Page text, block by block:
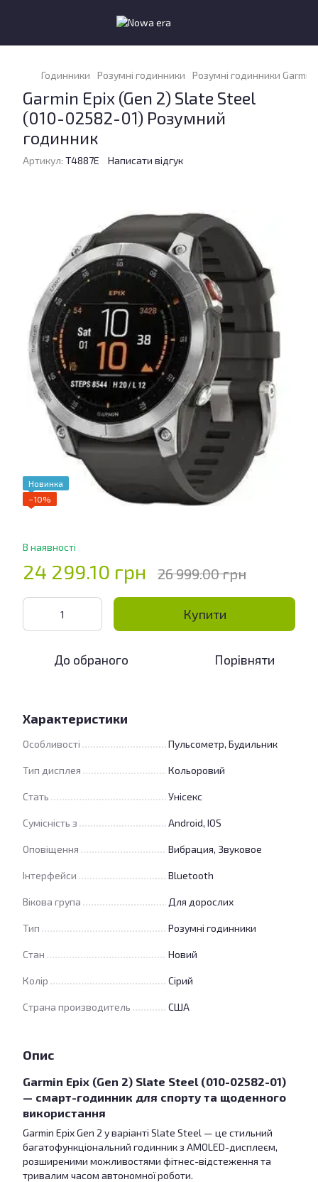
Годинники Розумні годинники Розумні годинники Garmin
Garmin Epix (Gen 2) Slate Steel
(010-02582-01) Розумний
годинник
Артикул: T4887E Написати відгук
Новинка
−10%
В наявності
24 299.10 грн 26 999.00 грн
Купити
До обраного Порівняти
Характеристики
Особливості Пульсометр, Будильник
Тип дисплея Кольоровий
Стать Унісекс
Сумісність з Android, IOS
Оповіщення Вибрация, Звуковое
Інтерфейси Bluetooth
Вікова група Для дорослих
Тип Розумні годинники
Стан Новий
Колір Сірий
Страна производитель США
Опис
Garmin Epix (Gen 2) Slate Steel (010-02582-01)
— смарт-годинник для спорту та щоденного
використання
Garmin Epix Gen 2 у варіанті Slate Steel — це стильний
багатофункціональний годинник з AMOLED-дисплеєм,
розширеними можливостями фітнес-відстеження та
тривалим часом автономної роботи.